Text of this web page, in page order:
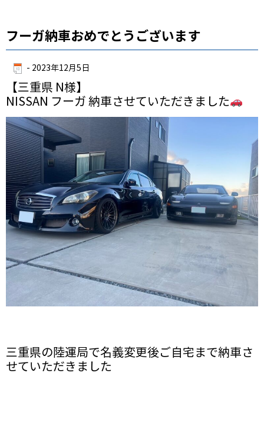
フーガ納車おめでとうございます
- 2023年12月5日
【三重県 N様】
NISSAN フーガ 納車させていただきました
三重県の陸運局で名義変更後ご自宅まで納車さ
せていただきました